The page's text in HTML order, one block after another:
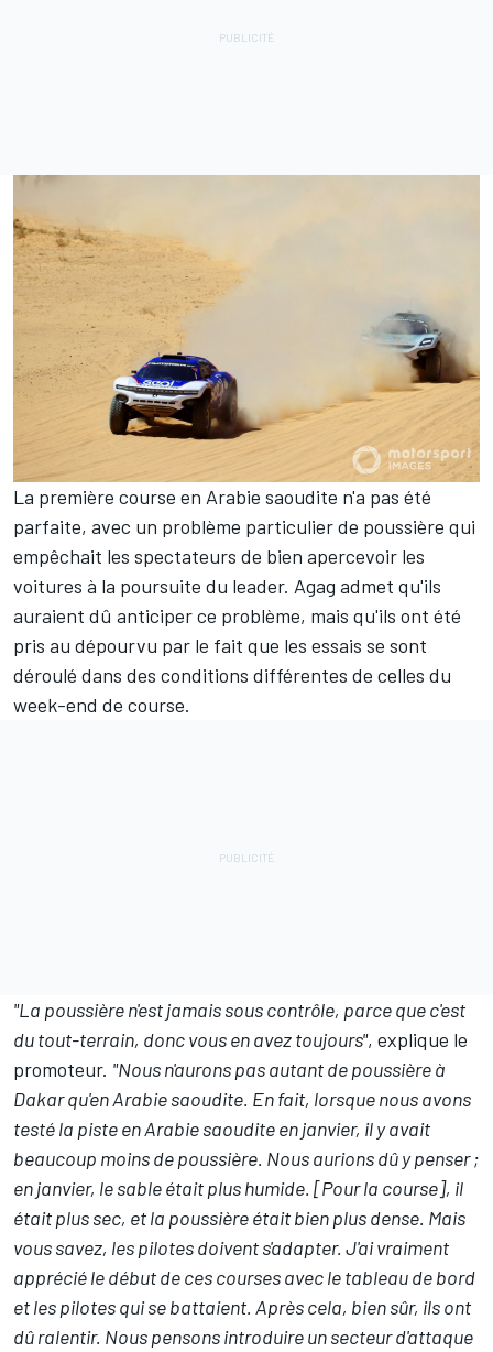
La première course en Arabie saoudite n'a pas été
parfaite, avec un problème particulier de poussière qui
empêchait les spectateurs de bien apercevoir les
voitures à la poursuite du leader. Agag admet qu'ils
auraient dû anticiper ce problème, mais qu'ils ont été
pris au dépourvu par le fait que les essais se sont
déroulé dans des conditions différentes de celles du
week-end de course.
"La poussière n'est jamais sous contrôle, parce que c'est
du tout-terrain, donc vous en avez toujours", explique le
promoteur. "Nous n'aurons pas autant de poussière à
Dakar qu'en Arabie saoudite. En fait, lorsque nous avons
testé la piste en Arabie saoudite en janvier, il y avait
beaucoup moins de poussière. Nous aurions dû y penser ;
en janvier, le sable était plus humide. [Pour la course], il
était plus sec, et la poussière était bien plus dense. Mais
vous savez, les pilotes doivent s'adapter. J'ai vraiment
apprécié le début de ces courses avec le tableau de bord
et les pilotes qui se battaient. Après cela, bien sûr, ils ont
dû ralentir. Nous pensons introduire un secteur d'attaque